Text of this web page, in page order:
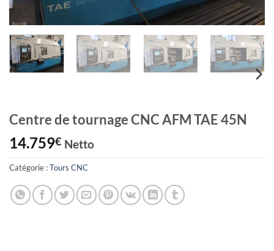
Centre de tournage CNC AFM TAE 45N
14.759€ Netto
Catégorie :Tours CNC